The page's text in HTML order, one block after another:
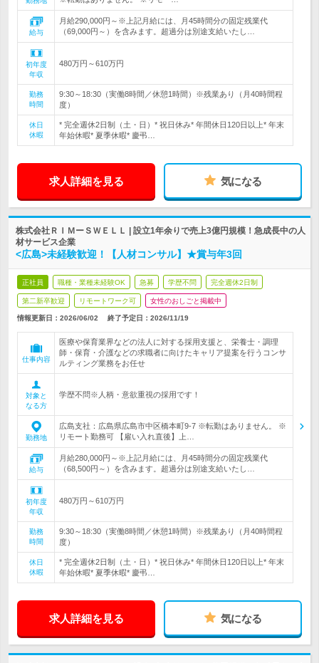
給与
月給290,000円～※上記月給には、月45時間分の固定残業代
（69,000円～）を含みます。超過分は別途支給いたし…
初年度
年収
480万円～610万円
勤務
時間
9:30～18:30（実働8時間／休憩1時間）※残業あり（月40時間程
度）
休日
休暇
* 完全週休2日制（土・日）* 祝日休み* 年間休日120日以上* 年末
年始休暇* 夏季休暇* 慶弔…
求人詳細を見る 気になる
株式会社ＲＩＭーＳＷＥＬＬ | 設立1年余りで売上3億円規模！急成長中の人
材サービス企業
<広島>未経験歓迎！【人材コンサル】★賞与年3回
正社員 職種・業種未経験OK 急募 学歴不問 完全週休2日制
第二新卒歓迎 リモートワーク可 女性のおしごと掲載中
情報更新日：2026/06/02 終了予定日： 2026/11/19
仕事内容
医療や保育業界などの法人に対する採用支援と、栄養士・調理
師・保育・介護などの求職者に向けたキャリア提案を行うコンサ
ルティング業務をお任せ
対象と
なる方
学歴不問※人柄・意欲重視の採用です！
勤務地
広島支社：広島県広島市中区橋本町9-7 ※転勤はありません。 ※
リモート勤務可 【雇い入れ直後】上…
給与
月給280,000円～※上記月給には、月45時間分の固定残業代
（68,500円～）を含みます。超過分は別途支給いたし…
初年度
年収
480万円～610万円
勤務
時間
9:30～18:30（実働8時間／休憩1時間）※残業あり（月40時間程
度）
休日
休暇
* 完全週休2日制（土・日）* 祝日休み* 年間休日120日以上* 年末
年始休暇* 夏季休暇* 慶弔…
求人詳細を見る 気になる